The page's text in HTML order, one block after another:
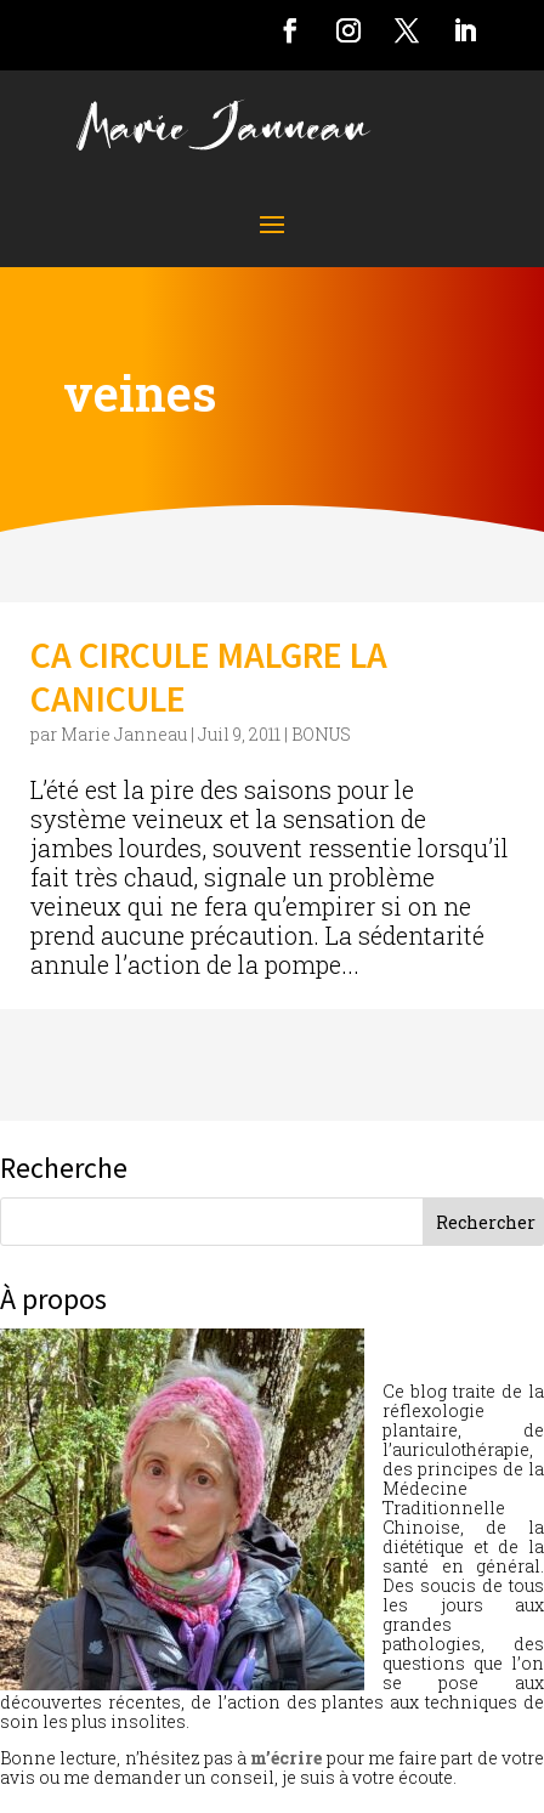
veines
CA CIRCULE MALGRE LA
CANICULE
par Marie Janneau | Juil 9, 2011 | BONUS
L’été est la pire des saisons pour le
système veineux et la sensation de
jambes lourdes, souvent ressentie lorsqu’il
fait très chaud, signale un problème
veineux qui ne fera qu’empirer si on ne
prend aucune précaution. La sédentarité
annule l’action de la pompe...
Recherche
À propos
Ce blog traite de la
réflexologie
plantaire, de
l’auriculothérapie,
des principes de la
Médecine
Traditionnelle
Chinoise, de la
diététique et de la
santé en général.
Des soucis de tous
les jours aux
grandes
pathologies, des
questions que l’on
se pose aux
découvertes récentes, de l’action des plantes aux techniques de
soin les plus insolites.
Bonne lecture, n’hésitez pas à m’écrire pour me faire part de votre
avis ou me demander un conseil, je suis à votre écoute.